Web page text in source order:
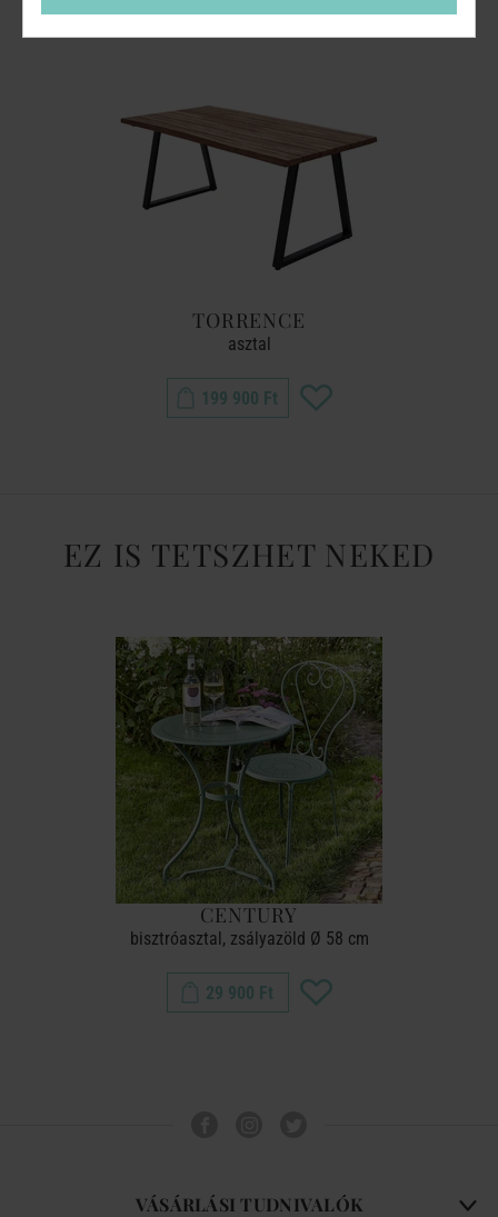
TORRENCE
asztal
199 900 Ft
EZ IS TETSZHET NEKED
CENTURY
bisztróasztal, zsályazöld Ø 58 cm
29 900 Ft
VÁSÁRLÁSI TUDNIVALÓK